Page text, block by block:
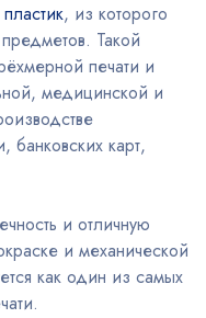
пластик, из которого
Такой
печати и
медицинской и
банковских карт,
и отличную
и механической
как один из самых